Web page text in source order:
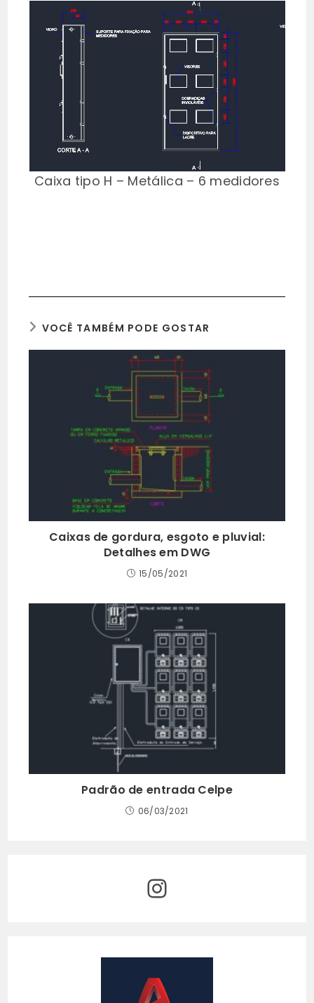
Caixa tipo H – Metálica – 6 medidores
VOCÊ TAMBÉM PODE GOSTAR
Caixas de gordura, esgoto e pluvial:
Detalhes em DWG
15/05/2021
Padrão de entrada Celpe
06/03/2021
Instagram